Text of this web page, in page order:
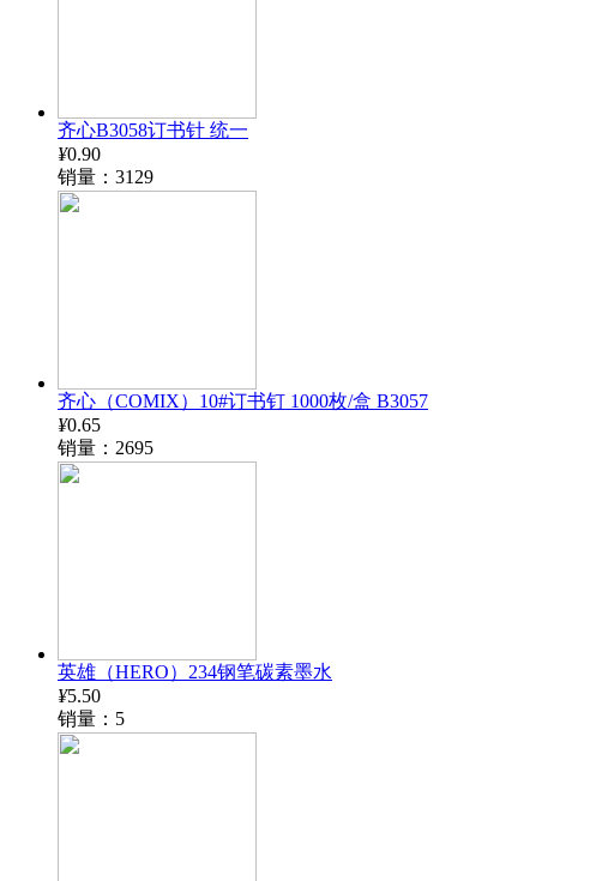
齐心B3058订书针 统一
¥0.90
销量：3129
齐心（COMIX）10#订书钉 1000枚/盒 B3057
¥0.65
销量：2695
英雄（HERO）234钢笔碳素墨水
¥5.50
销量：5